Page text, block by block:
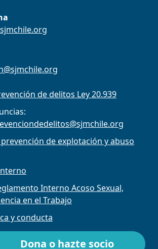
Dona o hazte socio
de delitos Ley 20.939
de explotación y abuso
Interno Acoso Sexual,
en el Trabajo
y conducta